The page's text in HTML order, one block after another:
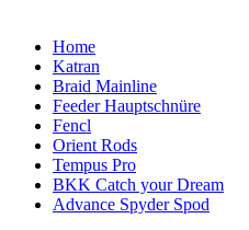
Home
Katran
Braid Mainline
Feeder Hauptschnüre
Fencl
Orient Rods
Tempus Pro
BKK Catch your Dream
Advance Spyder Spod